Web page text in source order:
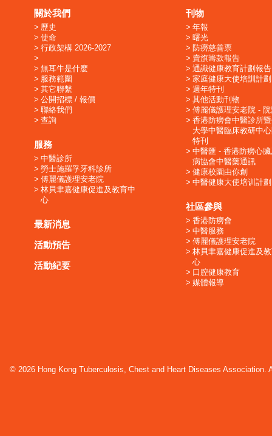
關於我們
歷史
使命
行政架構 2026-2027
無耳牛是什麼
服務範圍
其它聯繫
公開招標 / 報價
聯絡我們
查詢
服務
中醫診所
勞士施羅孚牙科診所
傅麗儀護理安老院
林貝聿嘉健康促進及教育中
心
最新消息
活動預告
活動紀要
刊物
年報
曙光
防癆慈善票
賣旗籌款報告
通識健康教育計劃報告
家庭健康大使培訓計劃
週年特刊
其他活動刊物
傅麗儀護理安老院 -
香港防癆會中醫診所
大學中醫臨床教研中
特刊
中醫匯 - 香港防癆心
病協會中醫藥通訊
健康校園由你創
中醫健康大使培训計劃
社區參與
香港防癆會
中醫服務
傅麗儀護理安老院
林貝聿嘉健康促進及
心
口腔健康教育
媒體報導
© 2026 Hong Kong Tuberculosis, Chest and Heart Diseases Association.